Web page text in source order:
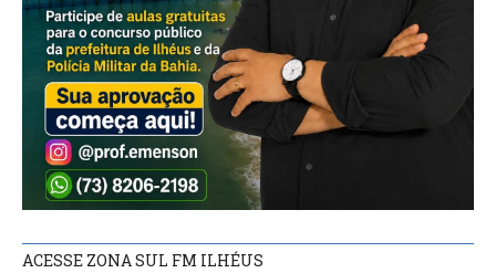
ACESSE ZONA SUL FM ILHÉUS